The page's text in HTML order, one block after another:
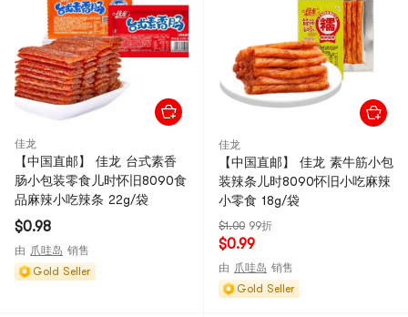
佳龙
【中国直邮】 佳龙 台式素香
肠小包装零食儿时怀旧8090食
品麻辣小吃辣条 22g/袋
$0.98
由 爪哇岛 销售
Gold Seller
佳龙
【中国直邮】 佳龙 素牛筋小包
装辣条儿时8090怀旧小吃麻辣
小零食 18g/袋
$1.00 99折
$0.99
由 爪哇岛 销售
Gold Seller